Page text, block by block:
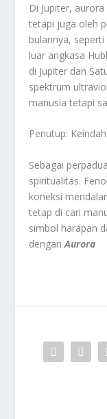
Di Jupiter,
tetapi juga oleh
bulannya,
luar angkasa
di Jupiter dan
spektrum
manusia tetapi
Penutup:
Sebagai
spiritualitas.
koneksi
tetap di cari
simbol harapan
denganAurora